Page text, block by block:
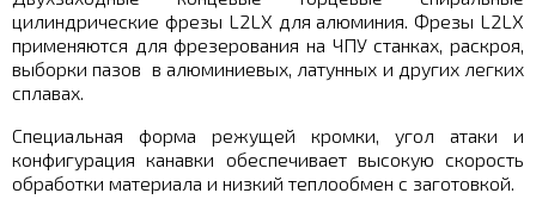
цилиндрические фрезы L2LX для алюминия. Фрезы L2LX
применяются для фрезерования на ЧПУ станках, раскроя,
выборки пазов в алюминиевых, латунных и других легких
сплавах.
Специальная форма режущей кромки, угол атаки и
конфигурация канавки обеспечивает высокую скорость
обработки материала и низкий теплообмен с заготовкой.